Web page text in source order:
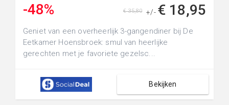
-48% +/- € 18,95
€ 35,80
Geniet van een overheerlijk 3-gangendiner bij De
Eetkamer Hoensbroek: smul van heerlijke
gerechten met je favoriete gezelsc...
Bekijken